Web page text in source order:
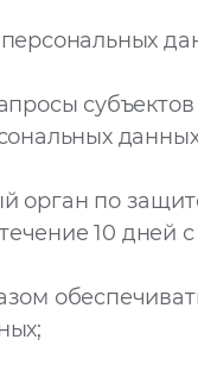
по
10 дней с